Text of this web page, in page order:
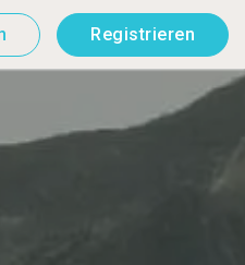
Registrieren